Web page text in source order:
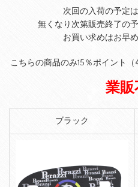
次回の入荷の予定
無くなり次第販売終了の
お買い求めはお早
こちらの商品のみ15％ポイント
業販
ブラック